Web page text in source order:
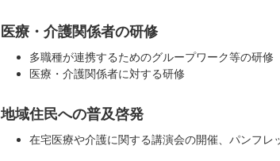
医療・介護関係者の研修
多職種が連携するためのグループワーク等の研修
医療・介護関係者に対する研修
地域住民への普及啓発
在宅医療や介護に関する講演会の開催、パンフレ